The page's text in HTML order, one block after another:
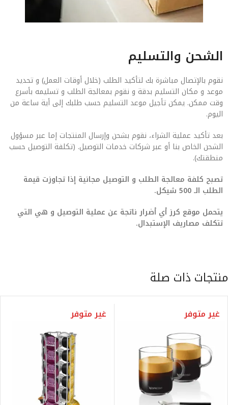
الشحن والتسليم
نقوم بالإتصال مباشرة بك لتأكيد الطلب (خلال أوقات العمل) و تحديد
موعد و مكان التسليم بدقة و نقوم بمعالجة الطلب و تسليمه بأسرع
وقت ممكن. يمكن تأجيل موعد التسليم حسب طلبك إلى أية ساعة من
اليوم.
بعد تأكيد عملية الشراء، نقوم بشحن وإرسال المنتجات إما عبر مسؤول
الشحن الخاص بنا أو عبر شركات خدمات التوصيل. (تكلفة التوصيل حسب
منطقتك).
تصبح كلفة معالجة الطلب و التوصيل مجانية إذا تجاوزت قيمة
الطلب الـ 500 شيكل.
يتحمل موقع كرز أي أضرار ناتجة عن عملية التوصيل و هي التي
تتكلف مصاريف الإستبدال.
منتجات ذات صلة
غير متوفر غير متوفر